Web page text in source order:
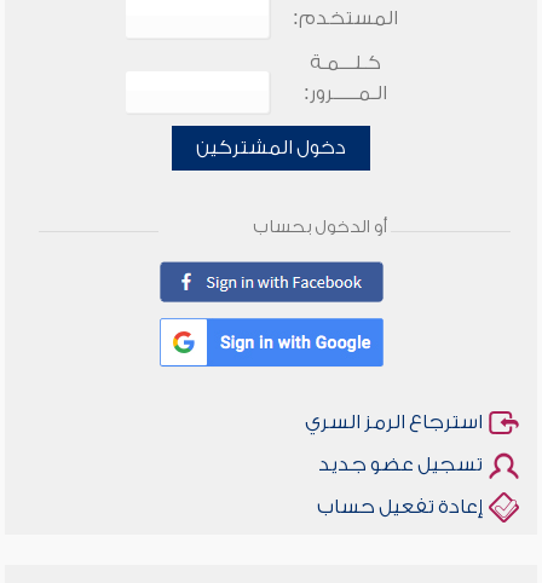
المستخدم:
كـلـــمـة
الـمـــــرور:
دخول المشتركين
أو الدخول بحساب
استرجاع الرمز السري
تسجيل عضو جديد
إعادة تفعيل حساب